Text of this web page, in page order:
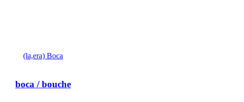
(la,era) Boca
boca / bouche